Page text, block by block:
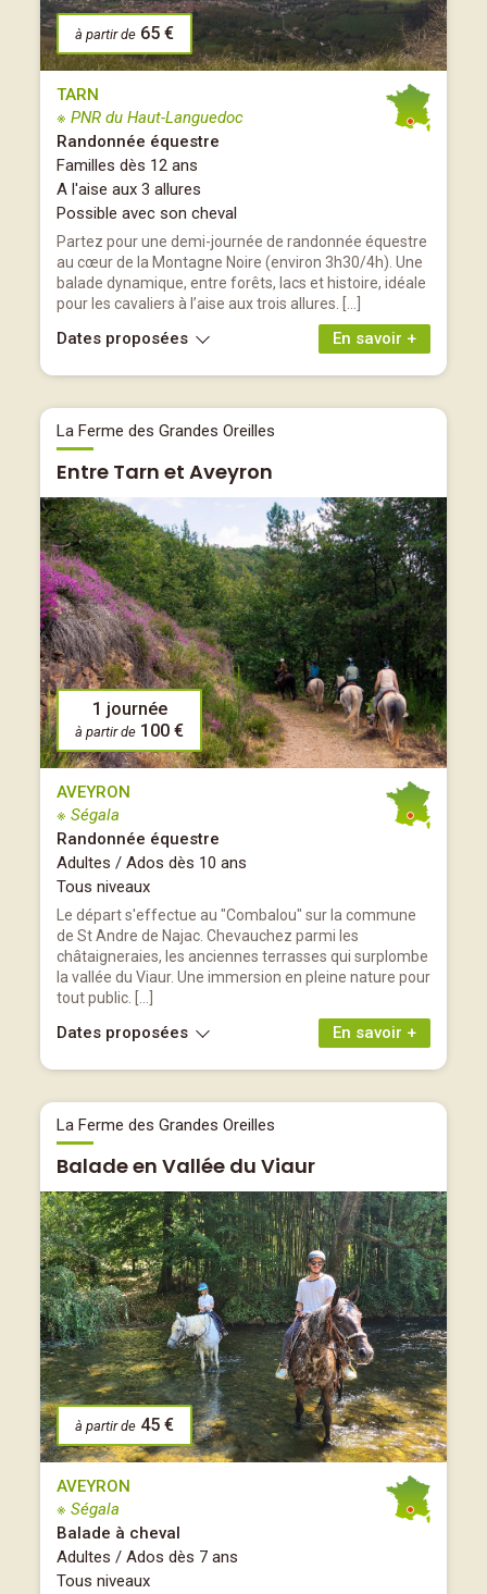
à partir de 65 €
TARN
※ PNR du Haut-Languedoc
Randonnée équestre
Familles dès 12 ans
A l'aise aux 3 allures
Possible avec son cheval
Partez pour une demi-journée de randonnée équestre
au cœur de la Montagne Noire (environ 3h30/4h). Une
balade dynamique, entre forêts, lacs et histoire, idéale
pour les cavaliers à l’aise aux trois allures. […]
En savoir +
Dates proposées
La Ferme des Grandes Oreilles
Entre Tarn et Aveyron
1 journée
à partir de 100 €
AVEYRON
※ Ségala
Randonnée équestre
Adultes / Ados dès 10 ans
Tous niveaux
Le départ s'effectue au "Combalou" sur la commune
de St Andre de Najac. Chevauchez parmi les
châtaigneraies, les anciennes terrasses qui surplombe
la vallée du Viaur. Une immersion en pleine nature pour
tout public. […]
En savoir +
Dates proposées
La Ferme des Grandes Oreilles
Balade en Vallée du Viaur
à partir de 45 €
AVEYRON
※ Ségala
Balade à cheval
Adultes / Ados dès 7 ans
Tous niveaux